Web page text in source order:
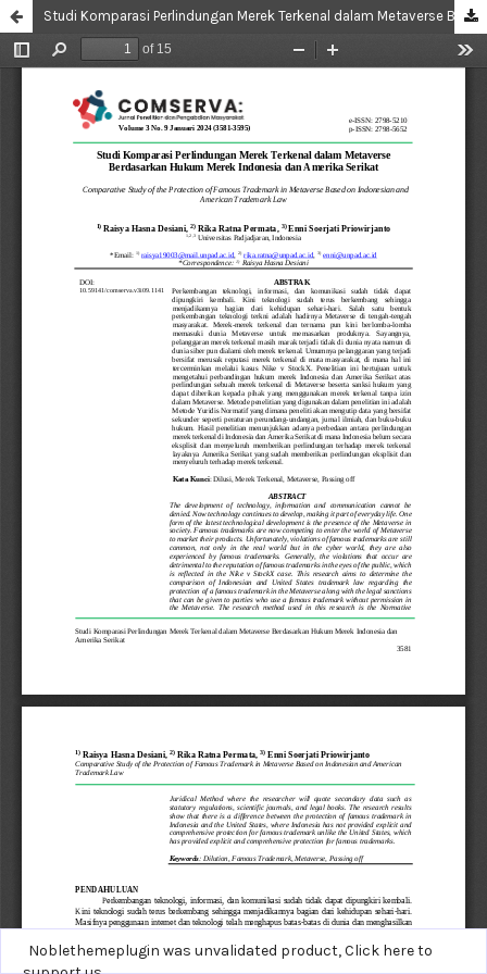
Studi Komparasi Perlindungan Merek Terkenal dalam Metaverse Berdasarkan Hukum Merek Indonesia dan Amerika Serikat
Noblethemeplugin was unvalidated product,Click here to